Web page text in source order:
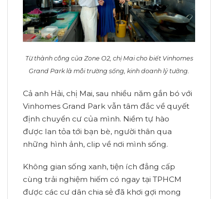
Từ thành công của Zone O2, chị Mai cho biết Vinhomes
Grand Park là môi trường sống, kinh doanh lý tưởng.
Cả anh Hải, chị Mai, sau nhiều năm gắn bó với
Vinhomes Grand Park vẫn tâm đắc về quyết
định chuyển cư của mình. Niềm tự hào
được lan tỏa tới bạn bè, người thân qua
những hình ảnh, clip về nơi mình sống.
Không gian sống xanh, tiện ích đẳng cấp
cùng trải nghiệm hiếm có ngay tại TPHCM
được các cư dân chia sẻ đã khơi gợi mong